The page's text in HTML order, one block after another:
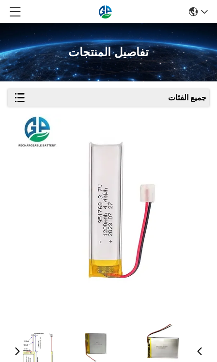
تفاصيل المنتجات
جميع الفئات